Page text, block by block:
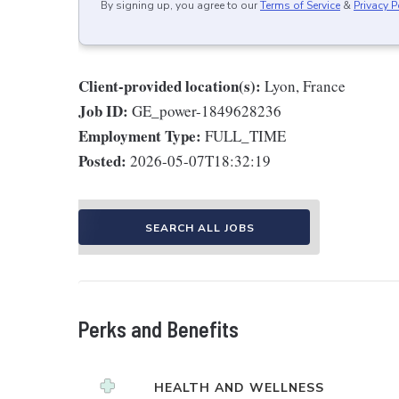
By signing up, you agree to ourTerms of Service & Privacy
Client-provided location(s): Lyon, France
Job ID: GE_power-1849628236
Employment Type: FULL_TIME
Posted: 2026-05-07T18:32:19
SEARCH ALL JOBS
Perks and Benefits
HEALTH AND WELLNESS